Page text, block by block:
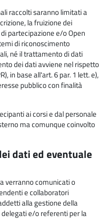
raccolti saranno limitati a
la fruizione dei
partecipazione e/o Open
di riconoscimento
né il trattamento di dati
dei dati avviene nel rispetto
in base all'art. 6 par. 1 lett. e),
pubblico con finalità
ai corsi e dal personale
ma comunque coinvolto
dati ed eventuale
verranno comunicati o
e collaboratori
alla gestione della
e/o referenti per la